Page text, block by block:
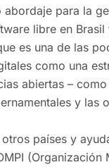
para la
libre en
es una de las
como una
abiertas –
y las
países y
(Organización